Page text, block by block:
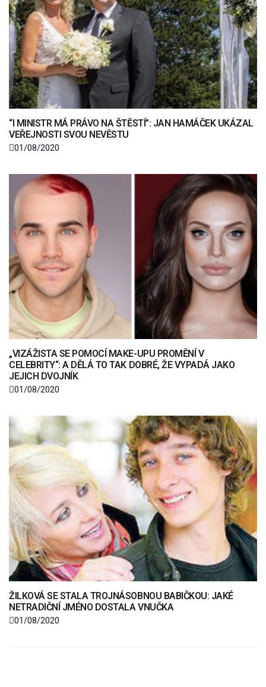
“I MINISTR MÁ PRÁVO NA ŠTĚSTÍ”: JAN HAMÁČEK UKÁZAL
VEŘEJNOSTI SVOU NEVĚSTU
01/08/2020
„VIZÁŽISTA SE POMOCÍ MAKE-UPU PROMĚNÍ V
CELEBRITY“: A DĚLÁ TO TAK DOBRÉ, ŽE VYPADÁ JAKO
JEJICH DVOJNÍK
01/08/2020
ŽILKOVÁ SE STALA TROJNÁSOBNOU BABIČKOU: JAKÉ
NETRADIČNÍ JMÉNO DOSTALA VNUČKA
01/08/2020